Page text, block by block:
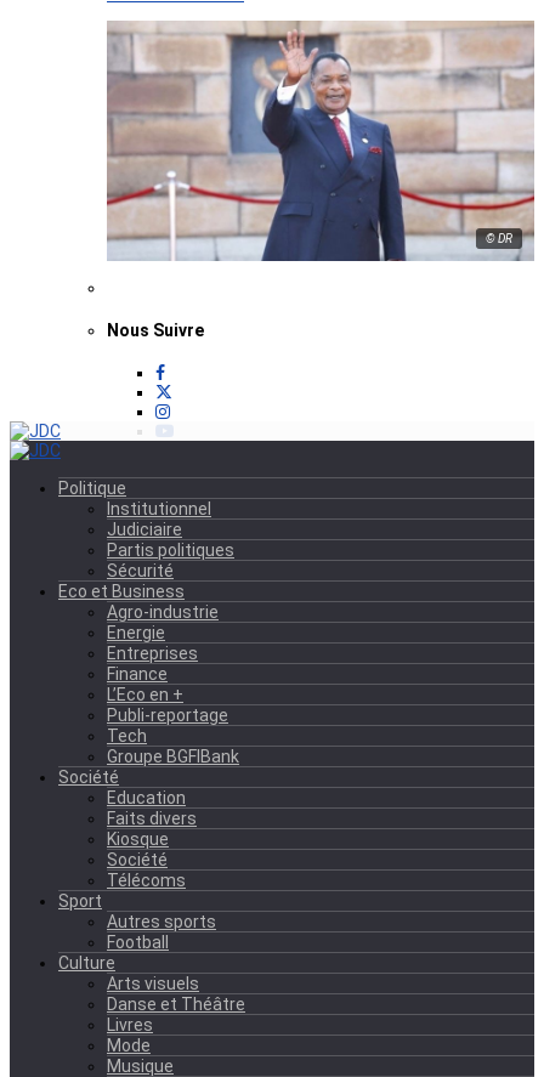
© DR
Nous Suivre
Politique
Institutionnel
Judiciaire
Partis politiques
Sécurité
Eco et Business
Agro-industrie
Energie
Entreprises
Finance
L’Eco en +
Publi-reportage
Tech
Groupe BGFIBank
Société
Education
Faits divers
Kiosque
Société
Télécoms
Sport
Autres sports
Football
Culture
Arts visuels
Danse et Théâtre
Livres
Mode
Musique